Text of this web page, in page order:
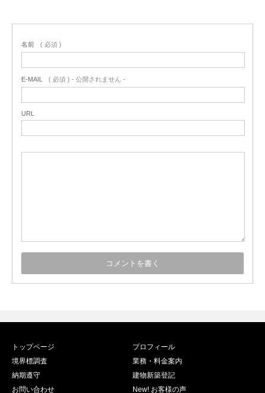
名前 ( 必須 )
E-MAIL ( 必須 ) - 公開されません -
URL
トップページ
プロフィール
境界標調査
業務・料金案内
納期遵守
建物新築登記
お問い合わせ
New! お客様の声